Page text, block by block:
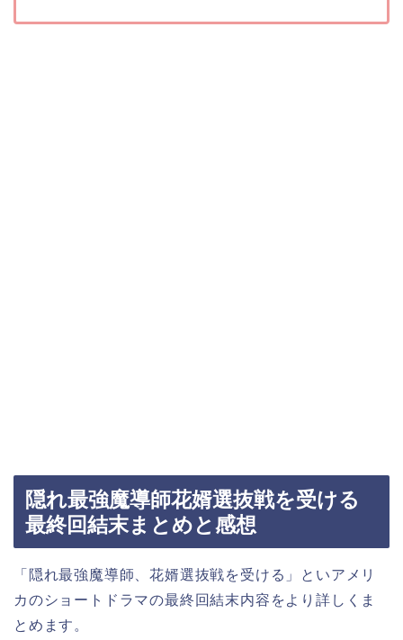
隠れ最強魔導師花婿選抜戦を受ける
最終回結末まとめと感想
「隠れ最強魔導師、花婿選抜戦を受ける」といアメリ
カのショートドラマの最終回結末内容をより詳しくま
とめます。